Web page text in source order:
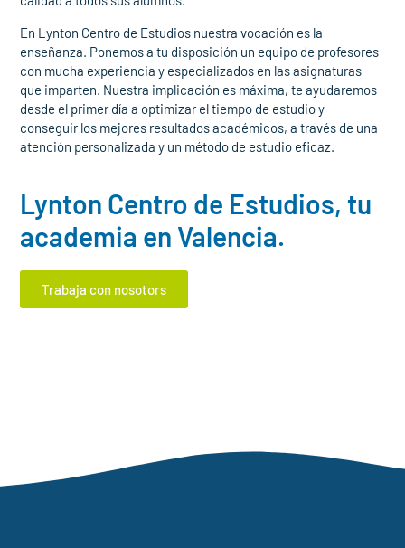
En Lynton Centro de Estudios nuestra vocación es la
enseñanza. Ponemos a tu disposición un equipo de profesores
con mucha experiencia y especializados en las asignaturas
que imparten. Nuestra implicación es máxima, te ayudaremos
desde el primer día a optimizar el tiempo de estudio y
conseguir los mejores resultados académicos, a través de una
atención personalizada y un método de estudio eficaz.
Lynton Centro de Estudios, tu
academia en Valencia.
Trabaja con nosotors